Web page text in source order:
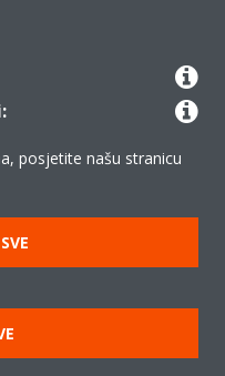
o kolačićima
Poslovna etika
posjetite našu stranicu